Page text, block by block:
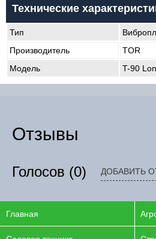
Технические
Тип
Производитель
TOR
Модель
T-90
Отзывы
Голосов (0) ДОБАВИТЬ
Главная